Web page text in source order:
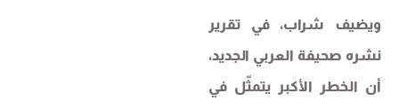
ويضيف شراب، في تقرير
نشره صحيفة العربي الجديد،
أن الخطر الأكبر يتمثّل في